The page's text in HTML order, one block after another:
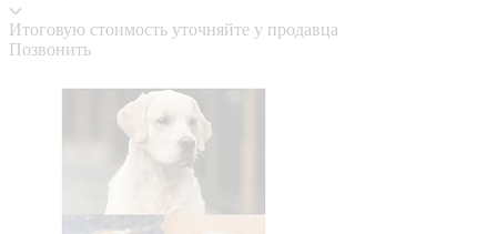
Итоговую стоимость уточняйте у продавца
Позвонить